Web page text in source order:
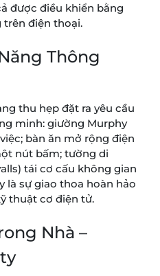
được điều khiển bằng
điện thoại.
Thông
thu hẹp đặt ra yêu cầu
minh: giường Murphy
bàn ăn mở rộng điện
nút bấm; tường di
tái cơ cấu không gian
là sự giao thoa hoàn hảo
thuật cơ điện tử.
Nhà –